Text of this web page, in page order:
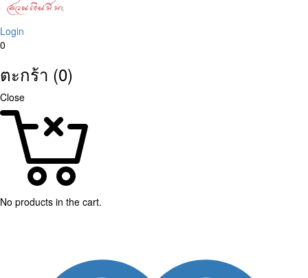
Login
0
ตะกร้า (0)
Close
No products in the cart.